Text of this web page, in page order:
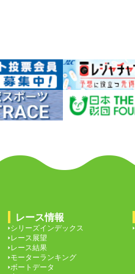
レース情報
シリーズインデックス
レース展望
レース結果
モーターランキング
ボートデータ